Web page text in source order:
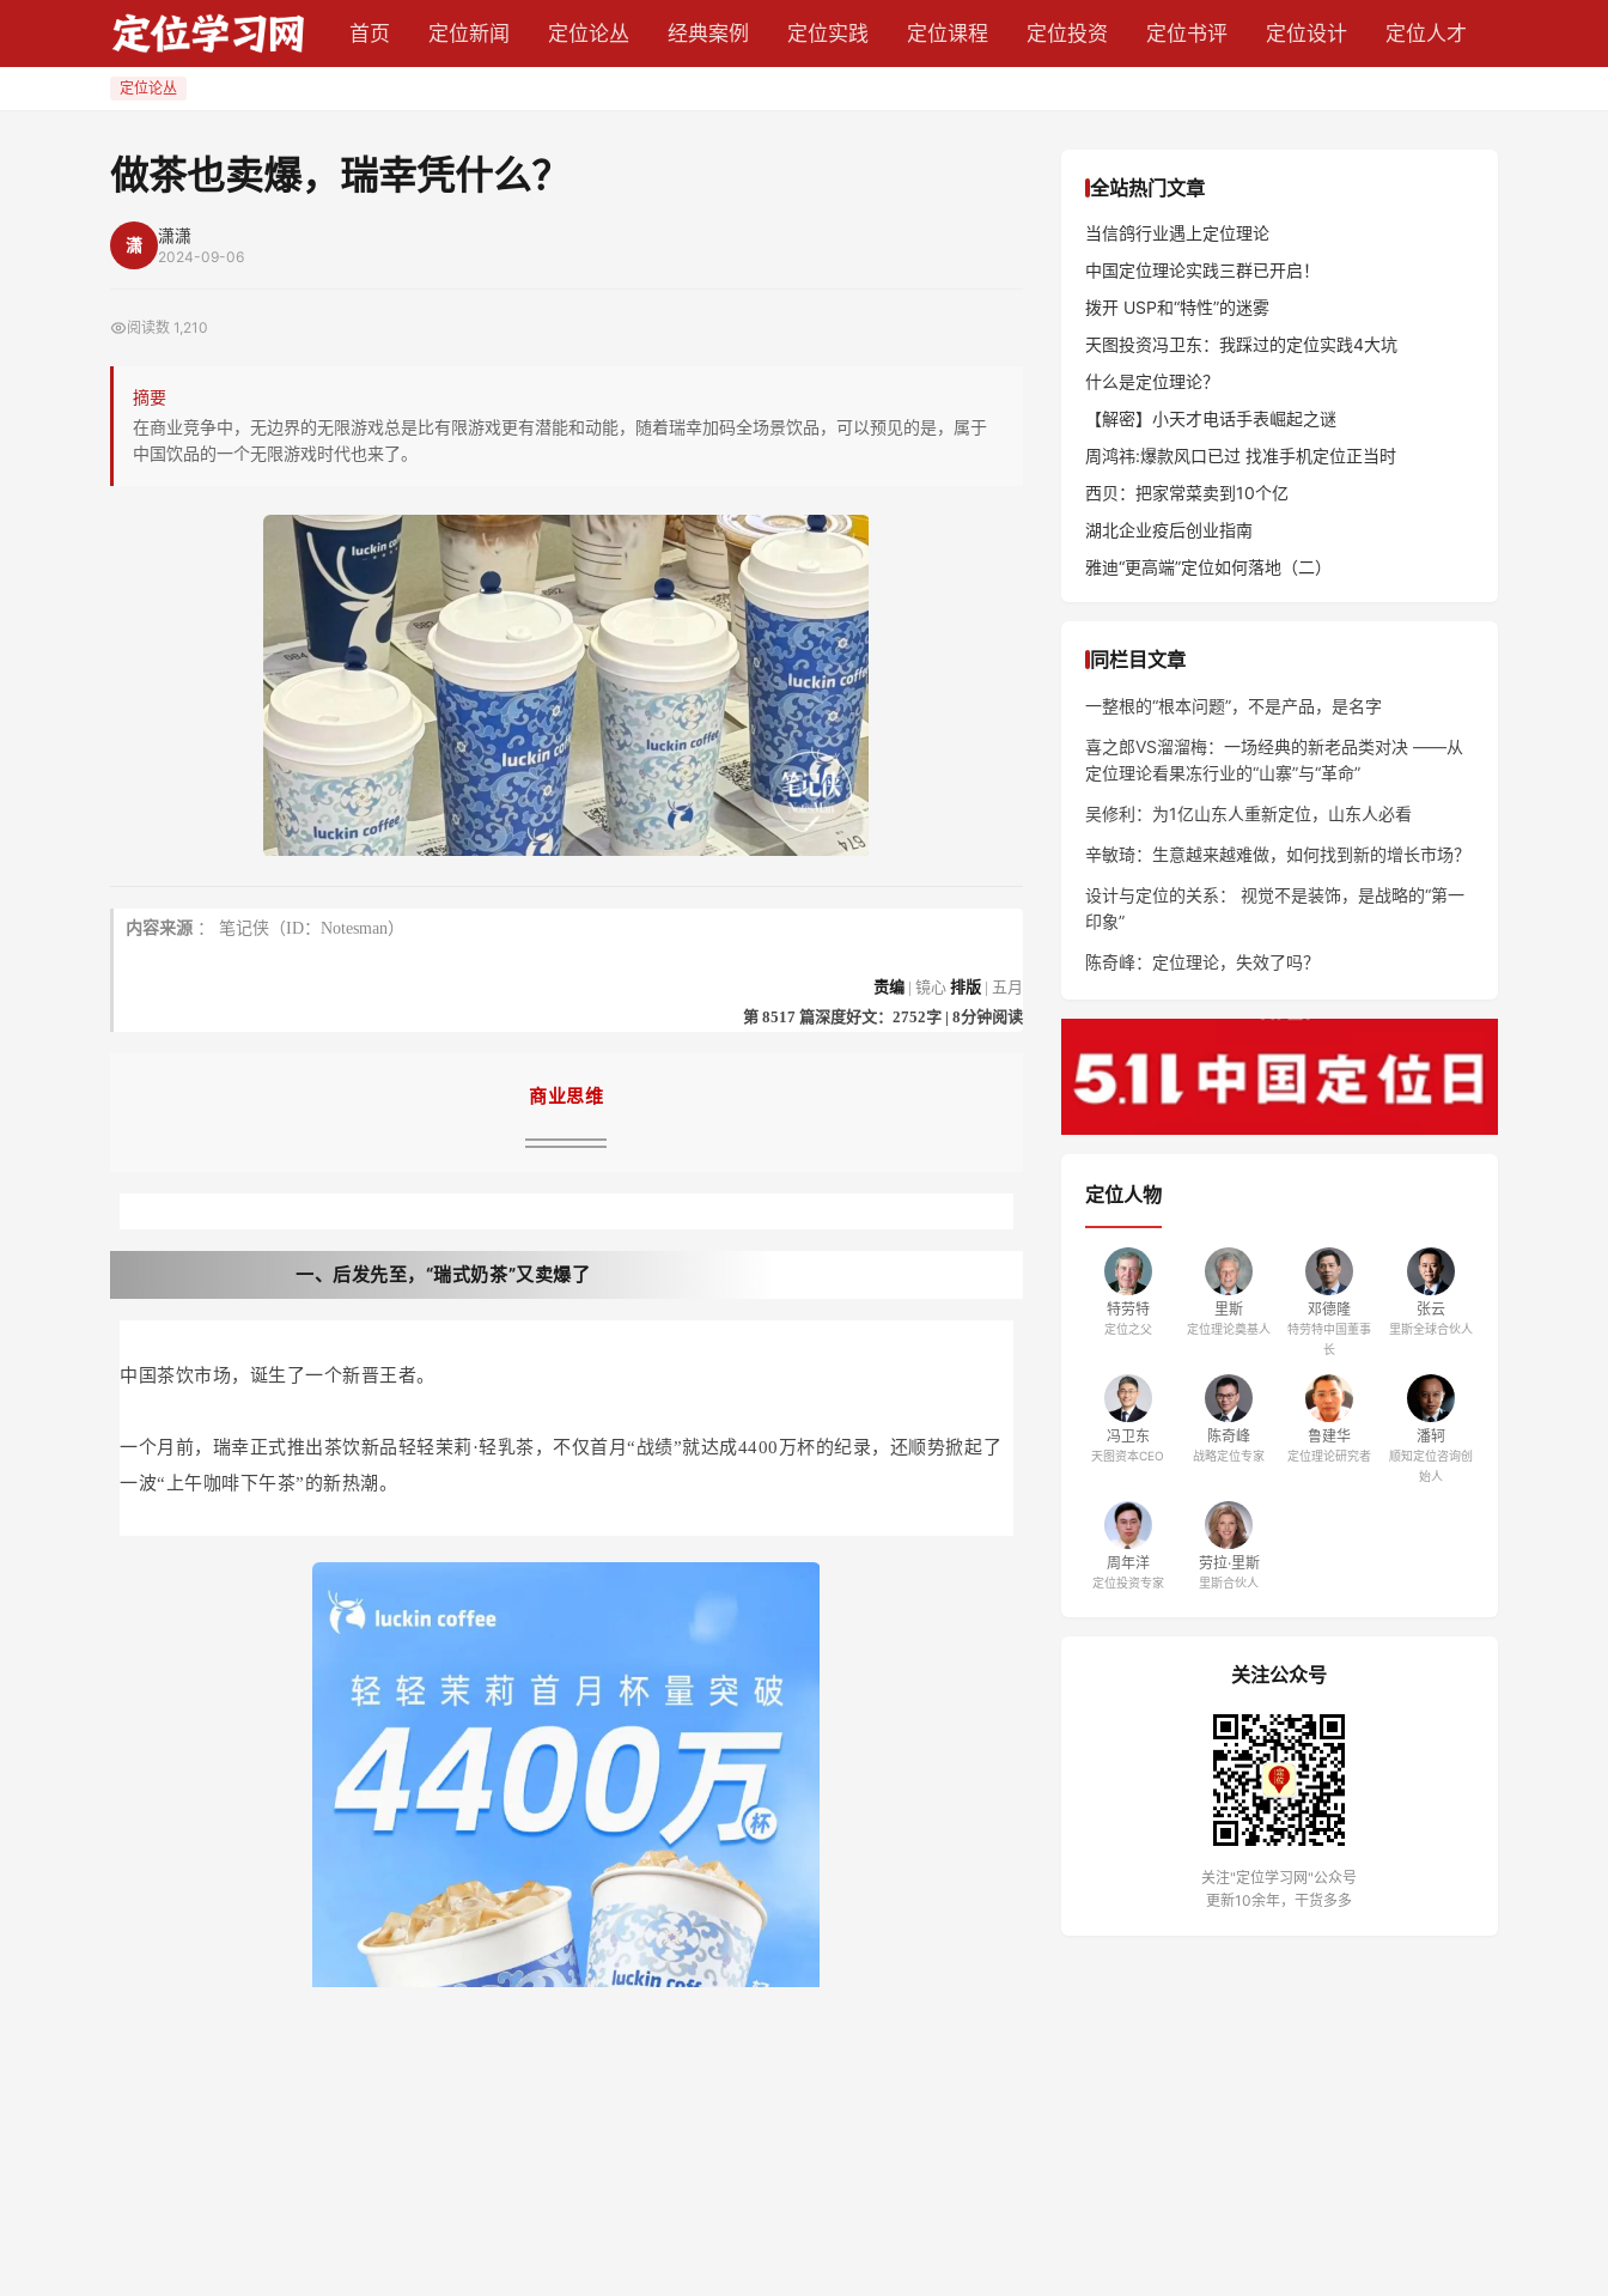
首页 定位新闻 定位论丛 经典案例 定位实践 定位课程 定位投资 定位书评 定位设计 定位人才
定位论丛
做茶也卖爆，瑞幸凭什么？
潇 潇潇
2024-09-06
阅读数 1,210
摘要
在商业竞争中，无边界的无限游戏总是比有限游戏更有潜能和动能，随着瑞幸加码全场景饮品，可以预见的是，属于
中国饮品的一个无限游戏时代也来了。
内容来源 ： 笔记侠（ID：Notesman）
责编 | 镜心 排版 | 五月
第 8517 篇深度好文：2752字 | 8分钟阅读
商业思维
一、后发先至，“瑞式奶茶”又卖爆了
中国茶饮市场，诞生了一个新晋王者。
一个月前，瑞幸正式推出茶饮新品轻轻茉莉·轻乳茶，不仅首月“战绩”就达成4400万杯的纪录，还顺势掀起了
一波“上午咖啡下午茶”的新热潮。
全站热门文章
当信鸽行业遇上定位理论
中国定位理论实践三群已开启！
拨开 USP和“特性”的迷雾
天图投资冯卫东：我踩过的定位实践4大坑
什么是定位理论？
【解密】小天才电话手表崛起之谜
周鸿祎:爆款风口已过 找准手机定位正当时
西贝：把家常菜卖到10个亿
湖北企业疫后创业指南
雅迪“更高端”定位如何落地（二）
同栏目文章
一整根的“根本问题”，不是产品，是名字
喜之郎VS溜溜梅：一场经典的新老品类对决 ——从
定位理论看果冻行业的“山寨”与“革命”
吴修利：为1亿山东人重新定位，山东人必看
辛敏琦：生意越来越难做，如何找到新的增长市场？
设计与定位的关系： 视觉不是装饰，是战略的“第一
印象”
陈奇峰：定位理论，失效了吗？
定位人物
特劳特
定位之父
里斯
定位理论奠基人
邓德隆
特劳特中国董事
长
张云
里斯全球合伙人
冯卫东
天图资本CEO
陈奇峰
战略定位专家
鲁建华
定位理论研究者
潘轲
顺知定位咨询创
始人
周年洋
定位投资专家
劳拉·里斯
里斯合伙人
关注公众号
关注"定位学习网"公众号
更新10余年，干货多多